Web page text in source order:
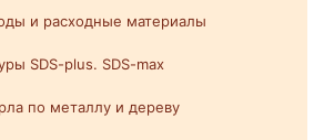
и расходные материалы
SDS-plus. SDS-max
по металлу и дереву